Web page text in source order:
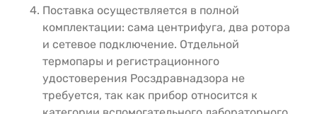
Поставка осуществляется в полной
комплектации: сама центрифуга, два ротора
и сетевое подключение. Отдельной
термопары и регистрационного
удостоверения Росздравнадзора не
требуется, так как прибор относится к